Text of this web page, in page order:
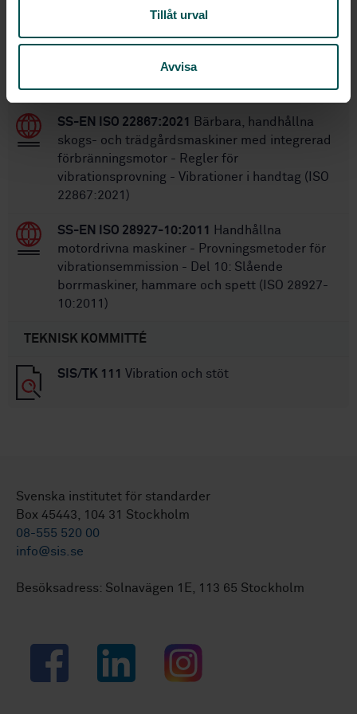
Tillåt urval
Avvisa
Säkerhet för industritruckar - Provningsmetod
för vibrationsmätning
SS-EN ISO 22867:2021
Bärbara, handhållna
skogs- och trädgårdsmaskiner med integrerad
förbränningsmotor - Regler för
vibrationsprovning - Vibrationer i handtag (ISO
22867:2021)
SS-EN ISO 28927-10:2011
Handhållna
motordrivna maskiner - Provningsmetoder för
vibrationsemmission - Del 10: Slående
borrmaskiner, hammare och spett (ISO 28927-
10:2011)
TEKNISK KOMMITTÉ
SIS/TK 111 Vibration och stöt
Svenska institutet för standarder
Box 45443, 104 31 Stockholm
08-555 520 00
info@sis.se
Besöksadress: Solnavägen 1E, 113 65 Stockholm
Facebook LinkedIn Instagram